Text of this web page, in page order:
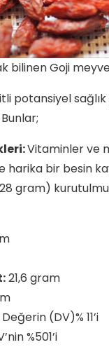
bilinen Goji
potansiyel
Vitaminler ve
harika bir besin
gram)
21,6 gram
(DV)% 11’i
%501’i